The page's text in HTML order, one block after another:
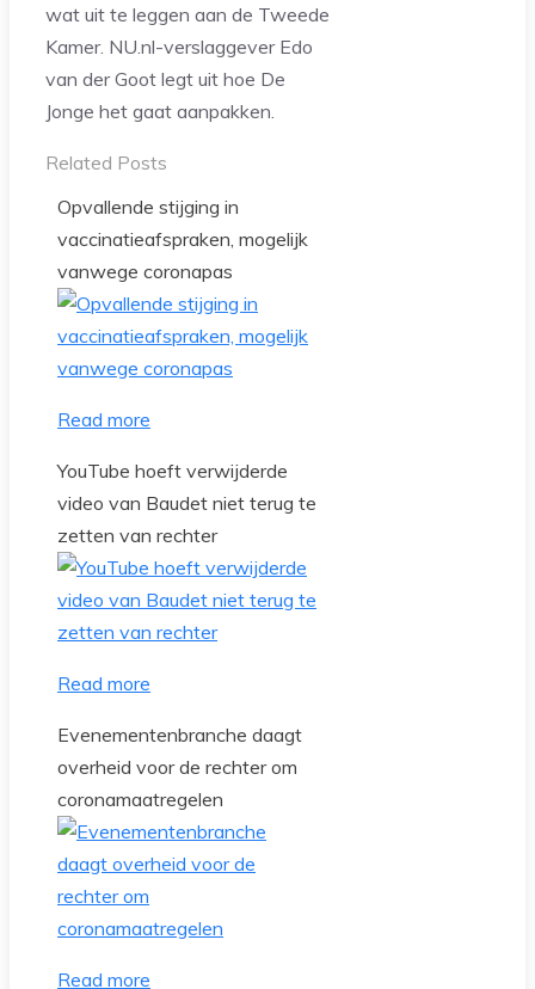
wat uit te leggen aan de Tweede
Kamer. NU.nl-verslaggever Edo
van der Goot legt uit hoe De
Jonge het gaat aanpakken.
Related Posts
Opvallende stijging in
vaccinatieafspraken, mogelijk
vanwege coronapas
Read more
YouTube hoeft verwijderde
video van Baudet niet terug te
zetten van rechter
Read more
Evenementenbranche daagt
overheid voor de rechter om
coronamaatregelen
Read more